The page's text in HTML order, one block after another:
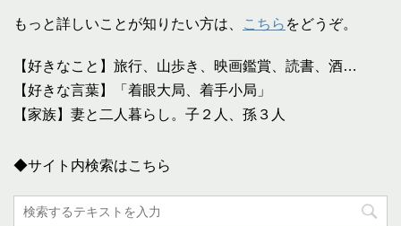
もっと詳しいことが知りたい方は、 こちら をどうぞ。
【好きなこと】旅行、山歩き、映画鑑賞、読書、酒…
【好きな言葉】「着眼大局、着手小局」
【家族】妻と二人暮らし。子２人、孫３人
◆サイト内検索はこちら